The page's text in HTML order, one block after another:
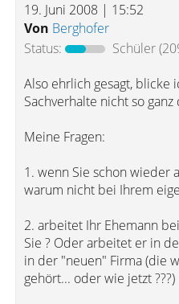
19. Juni 2008 | 15:52
Von Berghofer
Status:
Schüler
Also ehrlich gesagt, blicke
Sachverhalte nicht so ganz
Meine Fragen:
1. wenn Sie schon wieder
warum nicht bei Ihrem
2. arbeitet Ihr Ehemann
Sie ? Oder arbeitet er in
in der "neuen" Firma (die
gehört... oder wie jetzt ???)